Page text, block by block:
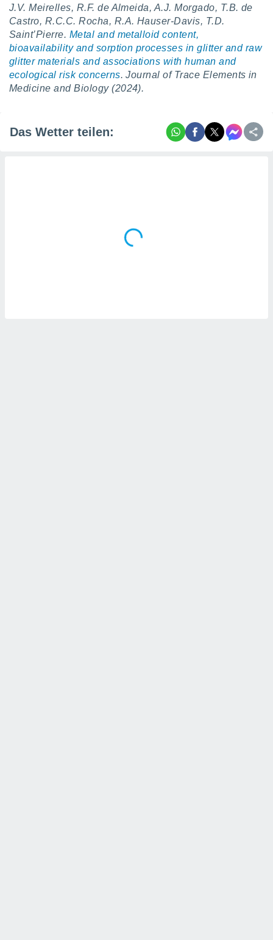
J.V. Meirelles, R.F. de Almeida, A.J. Morgado, T.B. de
Castro, R.C.C. Rocha, R.A. Hauser-Davis, T.D.
Saint’Pierre. Metal and metalloid content,
bioavailability and sorption processes in glitter and raw
glitter materials and associations with human and
ecological risk concerns. Journal of Trace Elements in
Medicine and Biology (2024).
Das Wetter teilen: